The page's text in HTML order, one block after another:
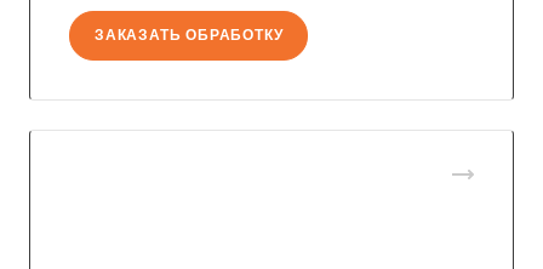
ЗАКАЗАТЬ ОБРАБОТКУ